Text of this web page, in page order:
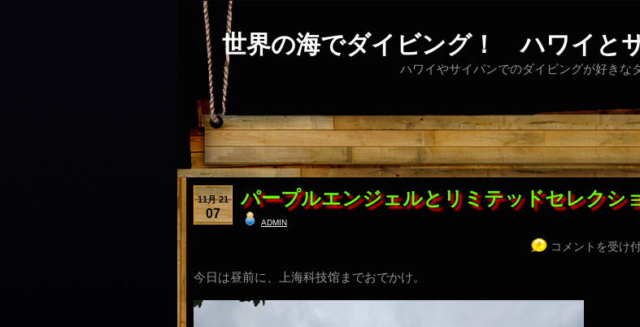
世界の海でダイビング！ ハワイと
ハワイやサイパンでのダイビングが好きな
11月 21
07
パープルエンジェルとリミテッドセレクシ
admin
コメントを受け
今日は昼前に、上海科技馆までおでかけ。